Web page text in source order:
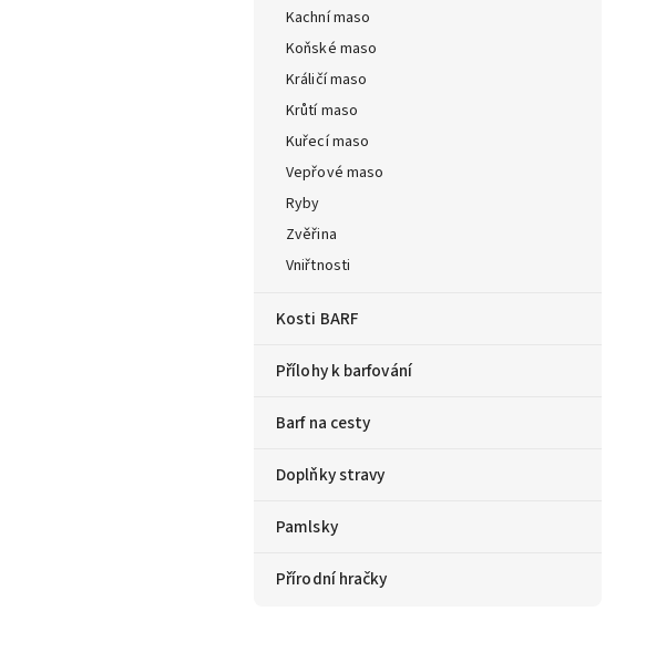
Kachní maso
Koňské maso
Králičí maso
Krůtí maso
Kuřecí maso
Vepřové maso
Ryby
Zvěřina
Vniřtnosti
Kosti BARF
Přílohy k barfování
Barf na cesty
Doplňky stravy
Pamlsky
Přírodní hračky